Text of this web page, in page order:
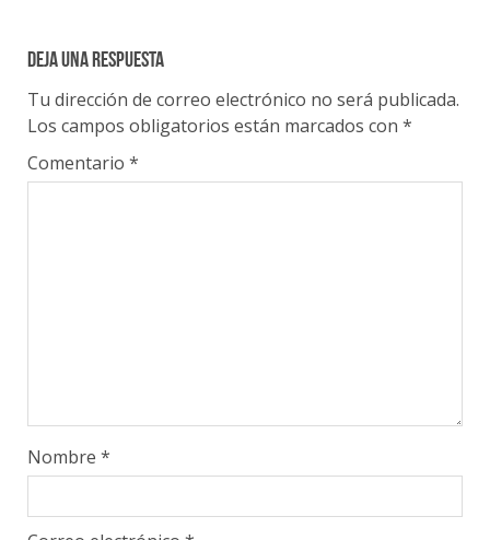
Deja una respuesta
Tu dirección de correo electrónico no será publicada.
Los campos obligatorios están marcados con *
Comentario *
Nombre *